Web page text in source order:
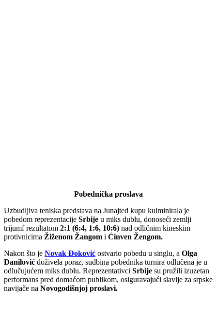
Pobednička proslava
Uzbudljiva teniska predstava na Junajted kupu kulminirala je
pobedom reprezentacije Srbije u miks dublu, donoseći zemlji
trijumf rezultatom 2:1 (6:4, 1:6, 10:6) nad odličnim kineskim
protivnicima Žiženom Žangom i Ćinven Žengom.
Nakon što je Novak Đoković ostvario pobedu u singlu, a Olga
Danilović doživela poraz, sudbina pobednika turnira odlučena je u
odlučujućem miks dublu. Reprezentativci Srbije su pružili izuzetan
performans pred domaćom publikom, osiguravajući slavlje za srpske
navijače na Novogodišnjoj proslavi.